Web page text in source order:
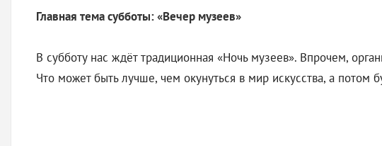
Главная тема субботы: «Вечер музеев»
В субботу нас ждёт традиционная «Ночь музеев». Впрочем,
Что может быть лучше, чем окунуться в мир искусства, а